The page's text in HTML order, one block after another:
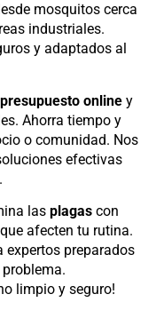
mosquitos cerca
industriales.
y adaptados al
presupuesto online y
Ahorra tiempo y
o comunidad. Nos
efectivas
las plagas con
afecten tu rutina.
expertos preparados
limpio y seguro!